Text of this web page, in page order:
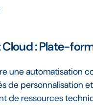
: Plate-
une automatisation
de personnalisation
de ressources